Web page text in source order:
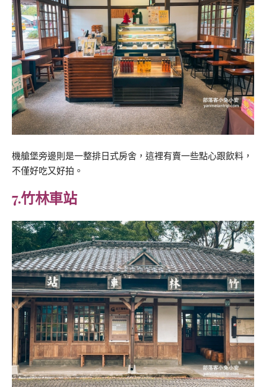
機艙堡旁邊則是一整排日式房舍，這裡有賣一些點心跟飲料，
不僅好吃又好拍。
7.竹林車站